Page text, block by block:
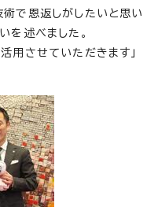
で恩返しがしたいと思い
を述べました。
用させていただきます」